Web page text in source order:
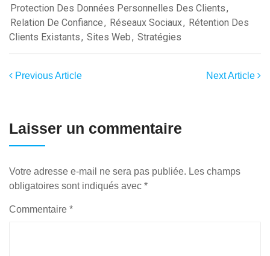
Protection Des Données Personnelles Des Clients,
Relation De Confiance, Réseaux Sociaux, Rétention Des
Clients Existants, Sites Web, Stratégies
Previous Article Next Article
Laisser un commentaire
Votre adresse e-mail ne sera pas publiée. Les champs
obligatoires sont indiqués avec *
Commentaire *